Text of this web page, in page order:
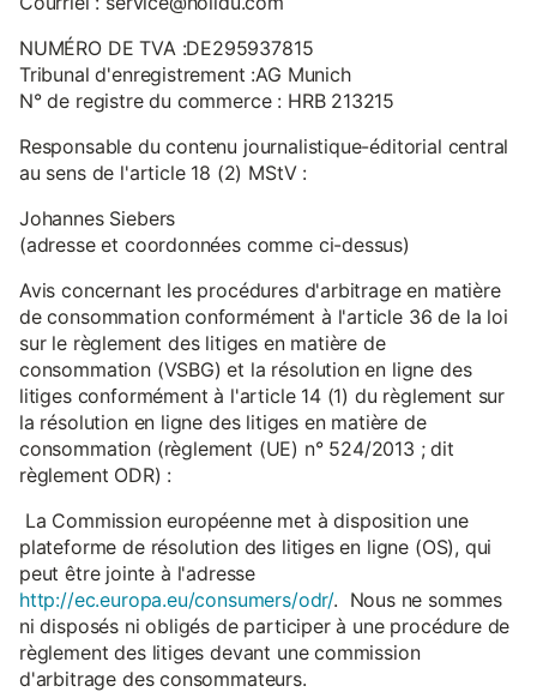
NUMÉRO DE TVA :DE295937815
Tribunal d'enregistrement :AG Munich
N° de registre du commerce : HRB 213215
Responsable du contenu journalistique-éditorial central
au sens de l'article 18 (2) MStV :
Johannes Siebers
(adresse et coordonnées comme ci-dessus)
Avis concernant les procédures d'arbitrage en matière
de consommation conformément à l'article 36 de la loi
sur le règlement des litiges en matière de
consommation (VSBG) et la résolution en ligne des
litiges conformément à l'article 14 (1) du règlement sur
la résolution en ligne des litiges en matière de
consommation (règlement (UE) n° 524/2013 ; dit
règlement ODR) :
La Commission européenne met à disposition une
plateforme de résolution des litiges en ligne (OS), qui
peut être jointe à l'adresse
http://ec.europa.eu/consumers/odr/. Nous ne sommes
ni disposés ni obligés de participer à une procédure de
règlement des litiges devant une commission
d'arbitrage des consommateurs.